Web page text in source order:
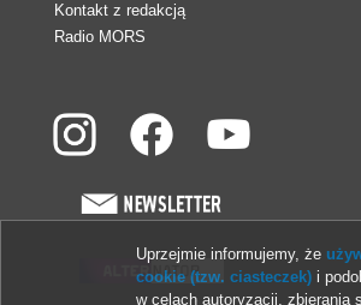
Kontakt z redakcją
Radio MORS
Uprzejmie informujemy, że
cookie (tzw. ciasteczek) i
w celach autoryzacji, zbierania